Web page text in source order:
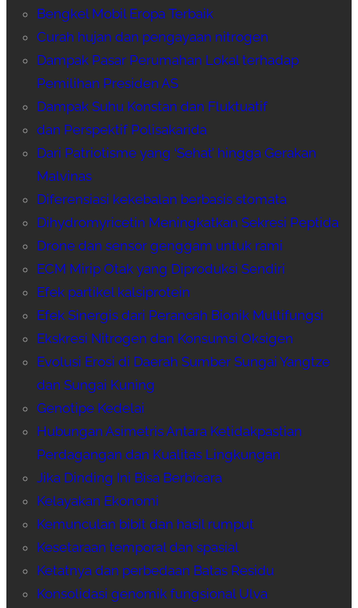
Bengkel Mobil Eropa Terbaik
Curah hujan dan pengayaan nitrogen
Dampak Pasar Perumahan Lokal terhadap
Pemilihan Presiden AS
Dampak Suhu Konstan dan Fluktuatif
dan Perspektif Polisakarida
Dari Patriotisme yang ‘Sehat’ hingga Gerakan
Malvinas
Diferensiasi kekebalan berbasis stomata
Dihydromyricetin Meningkatkan Sekresi Peptida
Drone dan sensor genggam untuk rami
ECM Mirip Otak yang Diproduksi Sendiri
Efek partikel kalsiprotein
Efek Sinergis dari Perancah Bionik Multifungsi
Ekskresi Nitrogen dan Konsumsi Oksigen
Evolusi Erosi di Daerah Sumber Sungai Yangtze
dan Sungai Kuning
Genotipe Kedelai
Hubungan Asimetris Antara Ketidakpastian
Perdagangan dan Kualitas Lingkungan
Jika Dinding Ini Bisa Berbicara
Kelayakan Ekonomi
Kemunculan bibit dan hasil rumput
Kesetaraan temporal dan spasial
Ketatnya dan perbedaan Batas Residu
Konsolidasi genomik fungsional Ulva